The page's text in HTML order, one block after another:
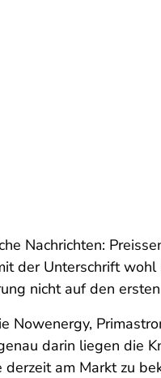
Nachrichten:
der Unterschrift wohl
nicht auf den
Nowenergy,
darin liegen die
am Markt zu